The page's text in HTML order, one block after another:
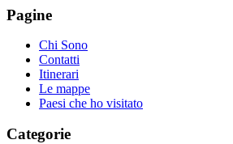
Pagine
Chi Sono
Contatti
Itinerari
Le mappe
Paesi che ho visitato
Categorie